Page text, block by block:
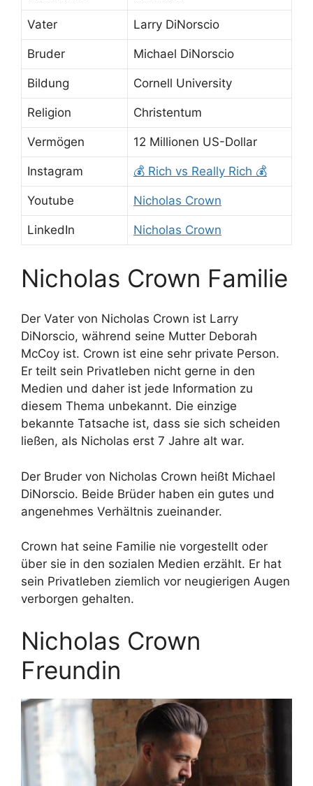
Vater Larry DiNorscio
Bruder Michael DiNorscio
Bildung Cornell University
Religion Christentum
Vermögen 12 Millionen US-Dollar
Instagram 💰 Rich vs Really Rich 💰
Youtube Nicholas Crown
LinkedIn Nicholas Crown
Nicholas Crown Familie
Der Vater von Nicholas Crown ist Larry
DiNorscio, während seine Mutter Deborah
McCoy ist. Crown ist eine sehr private Person.
Er teilt sein Privatleben nicht gerne in den
Medien und daher ist jede Information zu
diesem Thema unbekannt. Die einzige
bekannte Tatsache ist, dass sie sich scheiden
ließen, als Nicholas erst 7 Jahre alt war.
Der Bruder von Nicholas Crown heißt Michael
DiNorscio. Beide Brüder haben ein gutes und
angenehmes Verhältnis zueinander.
Crown hat seine Familie nie vorgestellt oder
über sie in den sozialen Medien erzählt. Er hat
sein Privatleben ziemlich vor neugierigen Augen
verborgen gehalten.
Nicholas Crown
Freundin